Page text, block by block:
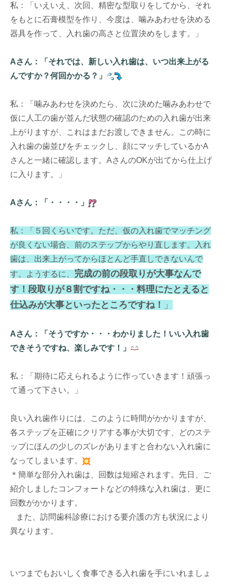
私：「いえいえ、次回、精密な型取りをしてから、それ
をもとに石膏模型を作り、今度は、噛みあわせを決める
器具を作って、入れ歯の高さと位置決めをします。」
Aさん：「それでは、新しい入れ歯は、いつ出来上がる
んですか？何回かかる？」
私：「噛みあわせを決めたら、次に決めた噛みあわせで
仮に人工の歯が並んだ状態の確認のための入れ歯が出来
上がりますが、これはまだお渡しできません。この時に
入れ歯の歯並びをチェックし、顔にマッチしているかA
さんと一緒に確認します。AさんのOKが出てから仕上げ
に入ります。」
Aさん：「・・・・」
私：「５回くらいです。ただ、仮の入れ歯でマッチング
が良くない場合、前のステップからやり直します。入れ
歯は、出来上がってからほとんど手直しできないんで
す。ようするに、 完成の前の段取りが大事なんで
す！段取りが８割ですね・・・料理にたとえると
仕込みが大事といったところですね！
」
Aさん：「そうですか・・・わかりました！いい入れ歯
できそうですね、楽しみです！」
私：「期待に応えられるように作っていきます！頑張っ
て通って下さい。」
良い入れ歯作りには、このように時間がかかりますが、
各ステップを正確にクリアする事が大切です、どのステ
ップにほんの少しのズレがありますと合わない入れ歯に
なってしまいます。
＊簡単な部分入れ歯は、回数は短縮されます。先日、ご
紹介しましたコンフォートなどの特殊な入れ歯は、更に
回数がかかります。
また、訪問歯科診療における要介護の方も状況により
異なります。
いつまでもおいしく食事できる入れ歯を手にいれましょ